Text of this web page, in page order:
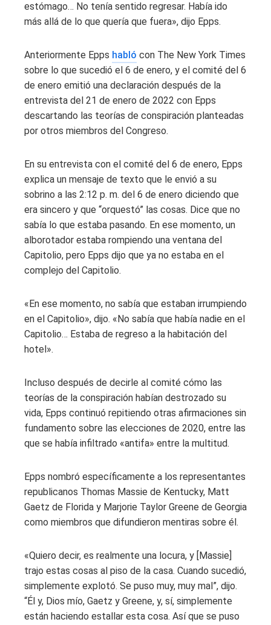
estómago… No tenía sentido regresar. Había ido
más allá de lo que quería que fuera», dijo Epps.
Anteriormente Epps habló con The New York Times
sobre lo que sucedió el 6 de enero, y el comité del 6
de enero emitió una declaración después de la
entrevista del 21 de enero de 2022 con Epps
descartando las teorías de conspiración planteadas
por otros miembros del Congreso.
En su entrevista con el comité del 6 de enero, Epps
explica un mensaje de texto que le envió a su
sobrino a las 2:12 p. m. del 6 de enero diciendo que
era sincero y que “orquestó” las cosas. Dice que no
sabía lo que estaba pasando. En ese momento, un
alborotador estaba rompiendo una ventana del
Capitolio, pero Epps dijo que ya no estaba en el
complejo del Capitolio.
«En ese momento, no sabía que estaban irrumpiendo
en el Capitolio», dijo. «No sabía que había nadie en el
Capitolio… Estaba de regreso a la habitación del
hotel».
Incluso después de decirle al comité cómo las
teorías de la conspiración habían destrozado su
vida, Epps continuó repitiendo otras afirmaciones sin
fundamento sobre las elecciones de 2020, entre las
que se había infiltrado «antifa» entre la multitud.
Epps nombró específicamente a los representantes
republicanos Thomas Massie de Kentucky, Matt
Gaetz de Florida y Marjorie Taylor Greene de Georgia
como miembros que difundieron mentiras sobre él.
«Quiero decir, es realmente una locura, y [Massie]
trajo estas cosas al piso de la casa. Cuando sucedió,
simplemente explotó. Se puso muy, muy mal”, dijo.
“Él y, Dios mío, Gaetz y Greene, y, sí, simplemente
están haciendo estallar esta cosa. Así que se puso